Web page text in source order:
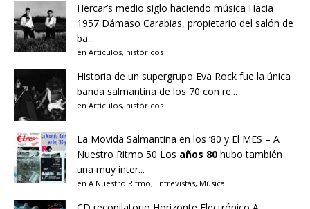
Hercar’s medio siglo haciendo música Hacia
1957 Dámaso Carabias, propietario del salón de
ba...
en Artículos, históricos
Historia de un supergrupo Eva Rock fue la única
banda salmantina de los 70 con re...
en Artículos, históricos
La Movida Salmantina en los ’80 y El MES – A
Nuestro Ritmo 50 Los años 80 hubo también
una muy inter...
en A Nuestro Ritmo, Entrevistas, Música